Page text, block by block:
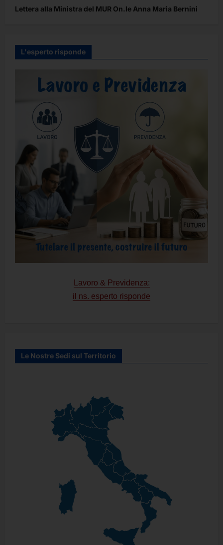
Lettera alla Ministra del MUR On.le Anna Maria Bernini
L'esperto risponde
Lavoro & Previdenza:
il ns. esperto risponde
Le Nostre Sedi sul Territorio